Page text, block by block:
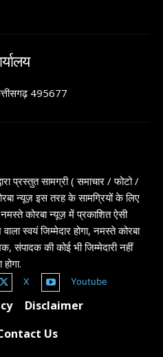
495677
प्रस्तुत सामग्री ( समाचार / फोटो /
न्यूज़ इस तरह के सामग्रियों के लिए
कोरबा न्यूज़ में प्रकाशित ऐसी
स्वयं जिम्मेदार होगा, नमस्ते कोरबा
संपादक की कोई भी जिम्मेदारी नहीं
X Youtube
Disclaimer
Us